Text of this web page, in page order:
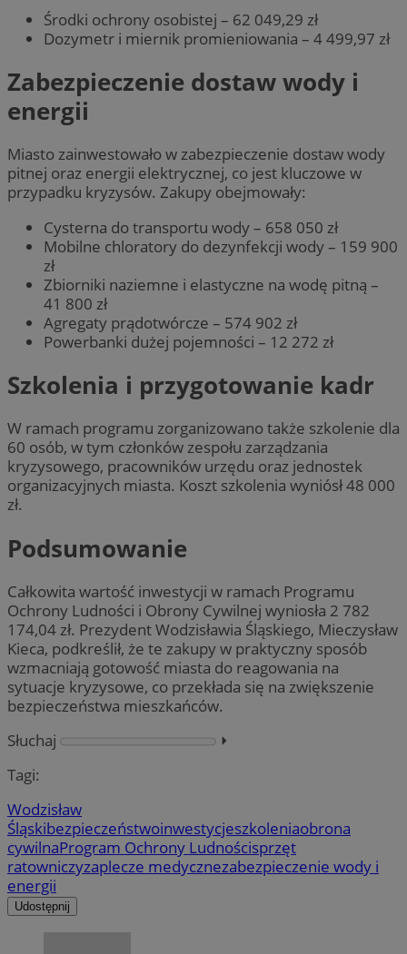
Środki ochrony osobistej – 62 049,29 zł
Dozymetr i miernik promieniowania – 4 499,97 zł
Zabezpieczenie dostaw wody i
energii
Miasto zainwestowało w zabezpieczenie dostaw wody
pitnej oraz energii elektrycznej, co jest kluczowe w
przypadku kryzysów. Zakupy obejmowały:
Cysterna do transportu wody – 658 050 zł
Mobilne chloratory do dezynfekcji wody – 159 900
zł
Zbiorniki naziemne i elastyczne na wodę pitną –
41 800 zł
Agregaty prądotwórcze – 574 902 zł
Powerbanki dużej pojemności – 12 272 zł
Szkolenia i przygotowanie kadr
W ramach programu zorganizowano także szkolenie dla
60 osób, w tym członków zespołu zarządzania
kryzysowego, pracowników urzędu oraz jednostek
organizacyjnych miasta. Koszt szkolenia wyniósł 48 000
zł.
Podsumowanie
Całkowita wartość inwestycji w ramach Programu
Ochrony Ludności i Obrony Cywilnej wyniosła 2 782
174,04 zł. Prezydent Wodzisławia Śląskiego, Mieczysław
Kieca, podkreślił, że te zakupy w praktyczny sposób
wzmacniają gotowość miasta do reagowania na
sytuacje kryzysowe, co przekłada się na zwiększenie
bezpieczeństwa mieszkańców.
Słuchaj
⏵︎
Tagi:
Wodzisław
Śląskibezpieczeństwoinwestycjeszkoleniaobrona
cywilnaProgram Ochrony Ludnościsprzęt
ratowniczyzaplecze medycznezabezpieczenie wody i
energii
Udostępnij